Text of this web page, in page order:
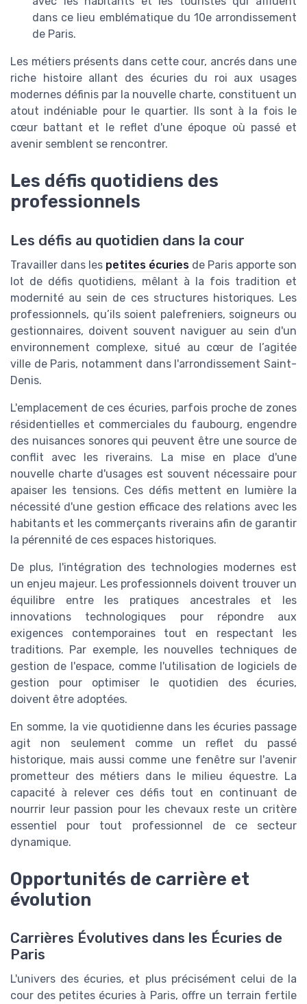
dans ce lieu emblématique du 10e arrondissement
de Paris.
Les métiers présents dans cette cour, ancrés dans une
riche histoire allant des écuries du roi aux usages
modernes définis par la nouvelle charte, constituent un
atout indéniable pour le quartier. Ils sont à la fois le
cœur battant et le reflet d'une époque où passé et
avenir semblent se rencontrer.
Les défis quotidiens des
professionnels
Les défis au quotidien dans la cour
Travailler dans les petites écuries de Paris apporte son
lot de défis quotidiens, mêlant à la fois tradition et
modernité au sein de ces structures historiques. Les
professionnels, qu’ils soient palefreniers, soigneurs ou
gestionnaires, doivent souvent naviguer au sein d'un
environnement complexe, situé au cœur de l’agitée
ville de Paris, notamment dans l'arrondissement Saint-
Denis.
L'emplacement de ces écuries, parfois proche de zones
résidentielles et commerciales du faubourg, engendre
des nuisances sonores qui peuvent être une source de
conflit avec les riverains. La mise en place d'une
nouvelle charte d'usages est souvent nécessaire pour
apaiser les tensions. Ces défis mettent en lumière la
nécessité d'une gestion efficace des relations avec les
habitants et les commerçants riverains afin de garantir
la pérennité de ces espaces historiques.
De plus, l'intégration des technologies modernes est
un enjeu majeur. Les professionnels doivent trouver un
équilibre entre les pratiques ancestrales et les
innovations technologiques pour répondre aux
exigences contemporaines tout en respectant les
traditions. Par exemple, les nouvelles techniques de
gestion de l'espace, comme l'utilisation de logiciels de
gestion pour optimiser le quotidien des écuries,
doivent être adoptées.
En somme, la vie quotidienne dans les écuries passage
agit non seulement comme un reflet du passé
historique, mais aussi comme une fenêtre sur l'avenir
prometteur des métiers dans le milieu équestre. La
capacité à relever ces défis tout en continuant de
nourrir leur passion pour les chevaux reste un critère
essentiel pour tout professionnel de ce secteur
dynamique.
Opportunités de carrière et
évolution
Carrières Évolutives dans les Écuries de
Paris
L'univers des écuries, et plus précisément celui de la
cour des petites écuries à Paris, offre un terrain fertile